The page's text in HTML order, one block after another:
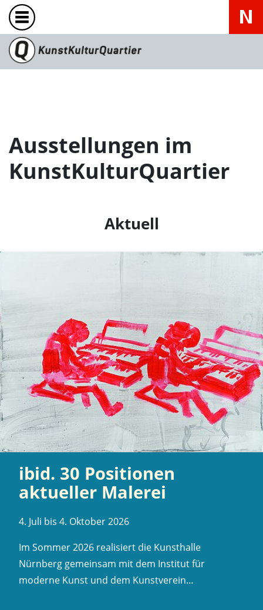
Ausstellungen im
KunstKulturQuartier
Aktuell
ibid. 30 Positionen
aktueller Malerei
4. Juli bis 4. Oktober 2026
Im Sommer 2026 realisiert die Kunsthalle
Nürnberg gemeinsam mit dem Institut für
moderne Kunst und dem Kunstverein…